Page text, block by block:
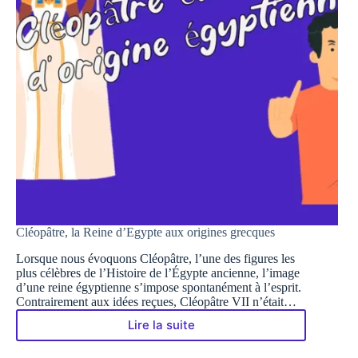
Cléopâtre, la Reine d’Egypte aux origines grecques
Lorsque nous évoquons Cléopâtre, l’une des figures les
plus célèbres de l’Histoire de l’Égypte ancienne, l’image
d’une reine égyptienne s’impose spontanément à l’esprit.
Contrairement aux idées reçues, Cléopâtre VII n’était…
Lire la suite
Cléopâtre,